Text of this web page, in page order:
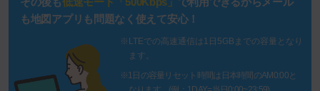
も地図アプリも問題なく使えて安心！
※LTEでの高速通信は1日5GBまでの容量となり
ます。
※1日の容量リセット時間は日本時間のAM0:00と